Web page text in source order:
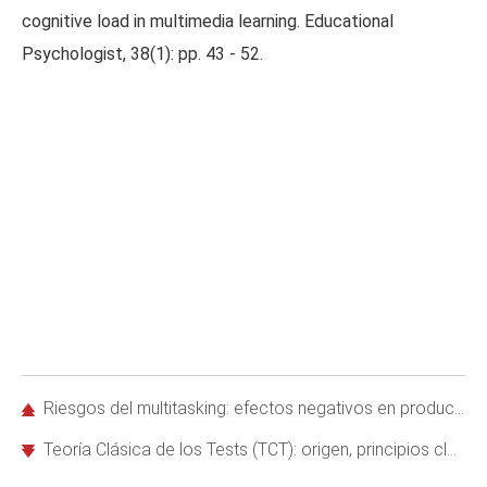
cognitive load in multimedia learning. Educational
Psychologist, 38(1): pp. 43 - 52.
Riesgos del multitasking: efectos negativos en productividad, sueño y salud mental
Teoría Clásica de los Tests (TCT): origen, principios clave y proceso de elaboración